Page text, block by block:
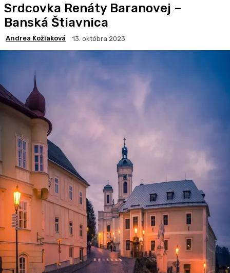
Srdcovka Renáty Baranovej –
Banská Štiavnica
Andrea Kožiaková 13. októbra 2023